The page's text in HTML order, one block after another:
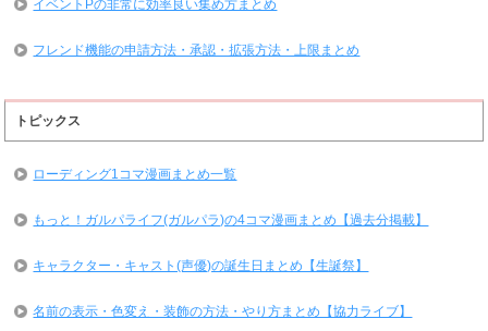
イベントPの非常に効率良い集め方まとめ
フレンド機能の申請方法・承認・拡張方法・上限まとめ
トピックス
ローディング1コマ漫画まとめ一覧
もっと！ガルパライフ(ガルパラ)の4コマ漫画まとめ【過去分掲載】
キャラクター・キャスト(声優)の誕生日まとめ【生誕祭】
名前の表示・色変え・装飾の方法・やり方まとめ【協力ライブ】